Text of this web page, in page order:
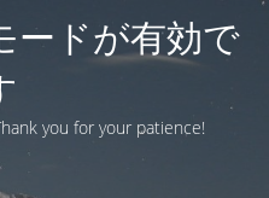
ードが有効で
you for your patience!